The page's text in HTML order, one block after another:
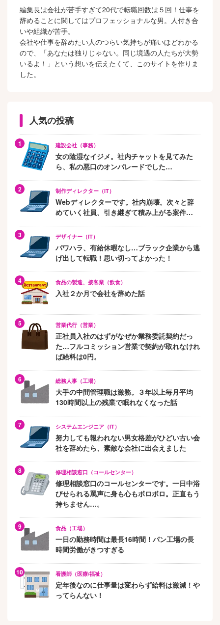
編集長は会社が苦手すぎて20代で転職回数は５回！仕事を
辞めることに関してはプロフェッショナルな男。人付き合
いや組織が苦手。
会社や仕事を辞めたい人のつらい気持ちが痛いほどわかる
ので、「あなたは独りじゃない。同じ境遇の人たちが大勢
いるよ！」という想いを伝えたくて、このサイトを作りま
した。
人気の投稿
建設会社（事務）
女の陰湿なイジメ。社内チャットを見てみた
ら、私の悪口のオンパレードでした…
制作ディレクター（IT）
Webディレクターです。社内崩壊。次々と辞
めていく社員、引き継ぎて積み上がる案件…
デザイナー（IT）
パワハラ、有給休暇なし…ブラック企業から逃
げ出して転職！思い切ってよかった！
食品の製造、接客業（飲食）
入社２か月で会社を辞めた話
営業代行（営業）
正社員入社のはずがなぜか業務委託契約だっ
た…フルコミッション営業で契約が取れなけれ
ば給料は0円。
総務人事（工場）
大手の中間管理職は激務。３年以上毎月平均
130時間以上の残業で眠れなくなった話
システムエンジニア（IT）
努力しても報われない男女格差がひどい古い会
社を辞めたら、素敵な会社に出会えました
修理相談窓口（コールセンター）
修理相談窓口のコールセンターです。一日中浴
びせられる罵声に身も心もボロボロ。正直もう
持ちません…。
食品（工場）
一日の勤務時間は最長16時間！パン工場の長
時間労働がきつすぎる
看護師（医療/福祉）
定年後なのに仕事量は変わらず給料は激減！や
ってらんない！